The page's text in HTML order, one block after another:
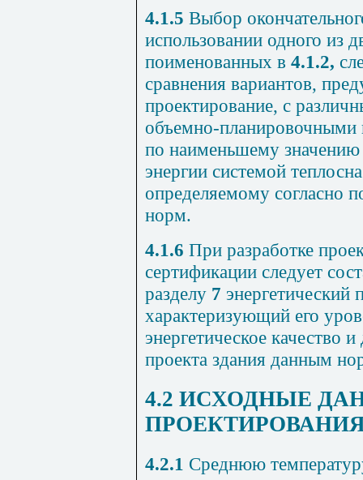
4.1.5 Выбор
использовании одного из
поименованных в 4.1.2,
сравнения вариантов,
проектирование, с
объемно-
по наименьшему значению
энергии системой
определяемому согласно
норм.
4.1.6 При разработке
сертификации следует
разделу 7 энергетический
характеризующий его
энергетическое качество
проекта здания данным
4.2 ИСХОДНЫЕ
4.2.1 Среднюю